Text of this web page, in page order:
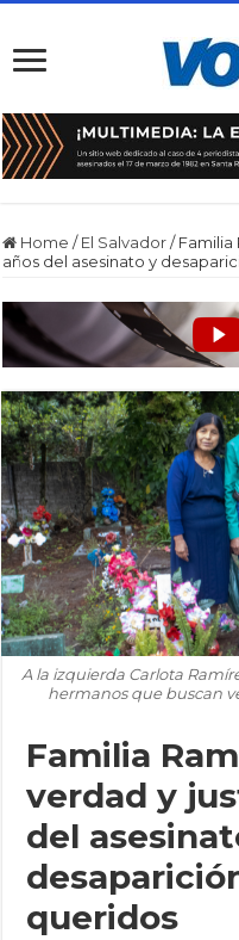
Home / El Salvador / Familia
años del asesinato y
A la izquierda Carlota
hermanos que buscan
Familia
verdad y
del
queridos